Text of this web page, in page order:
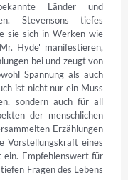
Länder und
Stevensons tiefes
sie sich in Werken wie
Hyde' manifestieren,
bei und zeugt von
Spannung als auch
ist nicht nur ein Muss
sondern auch für all
der menschlichen
Erzählungen
Vorstellungskraft eines
ein. Empfehlenswert für
Fragen des Lebens